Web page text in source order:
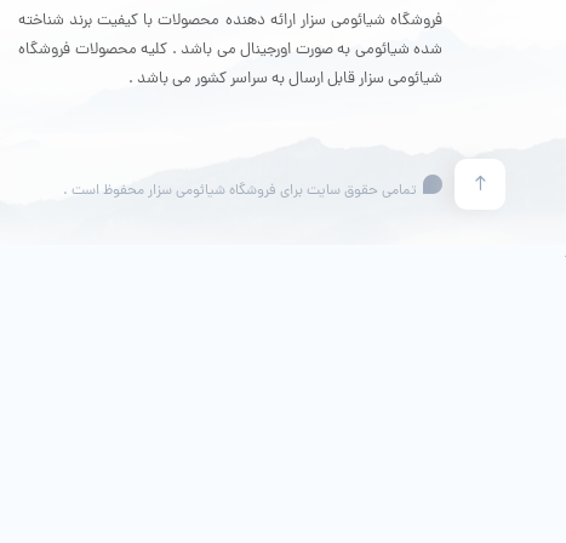
ثانیه
به
مانده
فروشگاه شیائومی سزار ارائه دهنده محصولات با کیفیت برند شناخته
شده شیائومی به صورت اورجینال می باشد . کلیه محصولات فروشگاه
شیائومی سزار قابل ارسال به سراسر کشور می باشد .
تمامی حقوق سایت برای فروشگاه شیائومی سزار محفوظ است .